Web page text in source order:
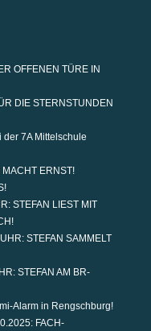
OFFENEN TÜRE IN
DIE STERNSTUNDEN
7A Mittelschule
ERNST!
STEFAN LIEST MIT
STEFAN SAMMELT
STEFAN AM BR-
Alarm in Rengschburg!
FACH-